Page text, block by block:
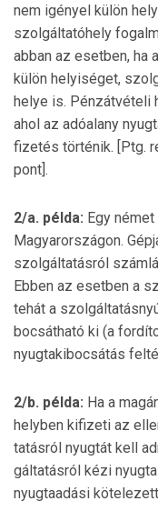
nem igényel külön
szolgáltatóhely
abban az esetben, ha
külön helyiséget,
helye is. Pénzátvételi
ahol az adóalany
fizetés történik. [Ptg.
pont].
2/a. példa: Egy
Magyarországon.
szolgáltatásról
Ebben az esetben a
tehát a
bocsátható ki (a
nyugtakibocsátás
2/b. példa: Ha a
helyben kifizeti az
tatásról nyugtát kell
gáltatásról kézi
nyugtaadási